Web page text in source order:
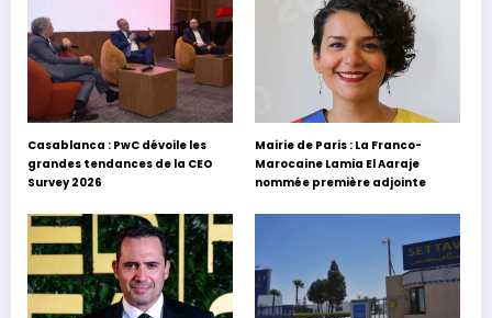
Casablanca : PwC dévoile les
grandes tendances de la CEO
Survey 2026
Mairie de Paris : La Franco-
Marocaine Lamia El Aaraje
nommée première adjointe